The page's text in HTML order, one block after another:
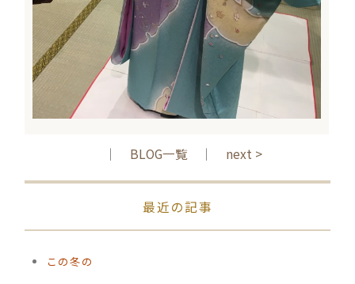
｜ BLOG一覧 ｜ next >
最近の記事
この冬の